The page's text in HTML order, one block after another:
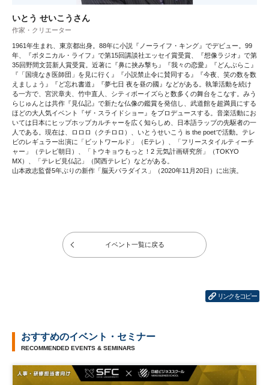
いとう せいこうさん
作家・クリエーター
1961年生まれ、東京都出身。88年に小説『ノーライフ・キング』でデビュー。99
年、『ボタニカル・ライフ』で第15回講談社エッセイ賞受賞、『想像ラジオ』で第
35回野間文芸新人賞受賞。近著に『鼻に挟み撃ち』『我々の恋愛』『どんぶらこ』
『「国境なき医師団」を見に行く』『小説禁止令に賛同する』『今夜、笑の数を数
えましょう』『ど忘れ書道』『夢七日 夜を昼の國』などがある。執筆活動を続け
る一方で、宮沢章夫、竹中直人、シティボーイズらと数多くの舞台をこなす。みう
らじゅんとは共作『見仏記』で新たな仏像の鑑賞を発信し、武道館を超満員にする
ほどの大人気イベント『ザ・スライドショー』をプロデュースする。音楽活動にお
いては日本にヒップホップカルチャーを広く知らしめ、日本語ラップの先駆者の一
人である。現在は、ロロロ（クチロロ）、いとうせいこう is the poetで活動。テレ
ビのレギュラー出演に「ビットワールド」（Eテレ）、「フリースタイルティーチ
ャー」（テレビ朝日）、「トウキョウもっと！2 元気計画研究所」（TOKYO
MX）、「テレビ見仏記」（関西テレビ）などがある。
山本政志監督5年ぶりの新作「脳天パラダイス」（2020年11月20日）に出演。
イベント一覧に戻る
リンクをコピー
おすすめのイベント・セミナー
RECOMMENDED EVENTS & SEMINARS